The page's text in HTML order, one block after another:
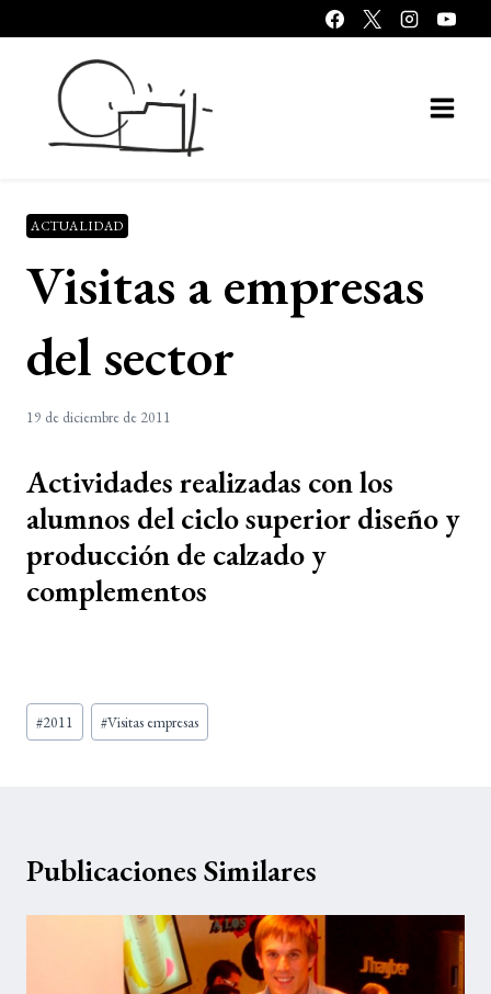
al
contenido
ACTUALIDAD
Visitas a empresas
del sector
19 de diciembre de 2011
Actividades realizadas con los
alumnos del ciclo superior diseño y
producción de calzado y
complementos
Etiquetas
de
#2011 #Visitas empresas
Publicaciones Similares